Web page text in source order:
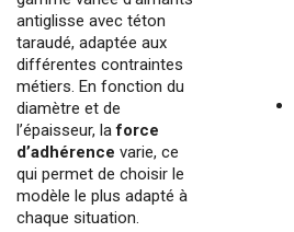
antiglisse avec téton
taraudé, adaptée aux
différentes contraintes
métiers. En fonction du
diamètre et de
l’épaisseur, laforce
d’adhérence varie, ce
qui permet de choisir le
modèle le plus adapté à
chaque situation.